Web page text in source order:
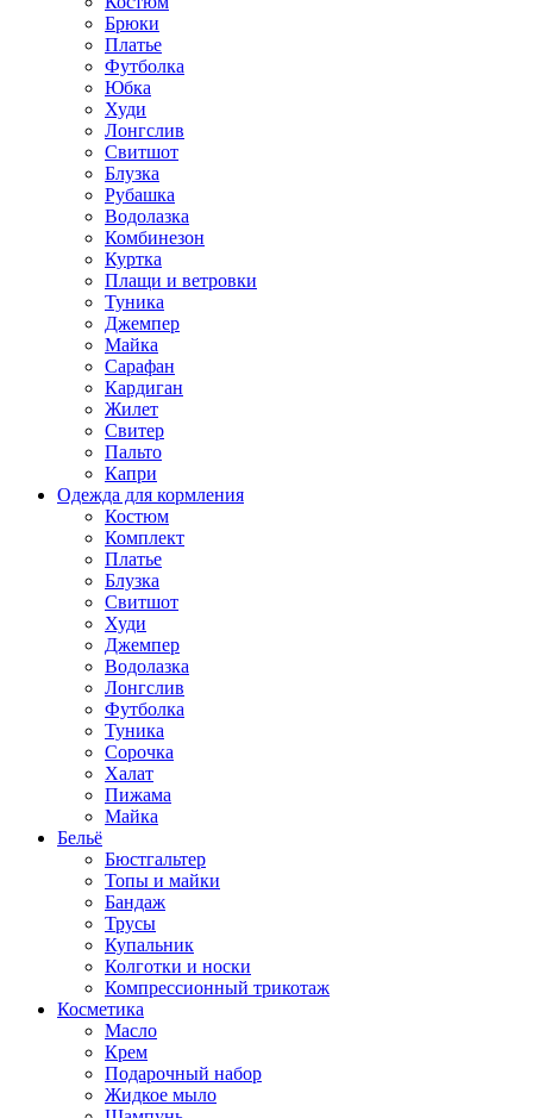
Брюки
Платье
Футболка
Юбка
Худи
Лонгслив
Свитшот
Блузка
Рубашка
Водолазка
Комбинезон
Куртка
Плащи и ветровки
Туника
Джемпер
Майка
Сарафан
Кардиган
Жилет
Свитер
Пальто
Капри
Одежда для кормления
Костюм
Комплект
Платье
Блузка
Свитшот
Худи
Джемпер
Водолазка
Лонгслив
Футболка
Туника
Сорочка
Халат
Пижама
Майка
Бельё
Бюстгальтер
Топы и майки
Бандаж
Трусы
Купальник
Колготки и носки
Компрессионный трикотаж
Косметика
Масло
Крем
Подарочный набор
Жидкое мыло